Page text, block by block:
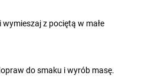
z pociętą w małe
do smaku i wyrób masę.